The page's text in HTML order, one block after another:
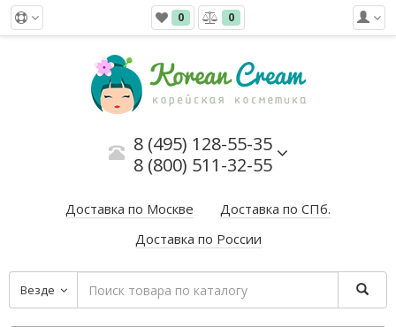
0 0
8 (495) 128-55-35
8 (800) 511-32-55
Доставка по Москве
Доставка по СПб.
Доставка по России
Везде